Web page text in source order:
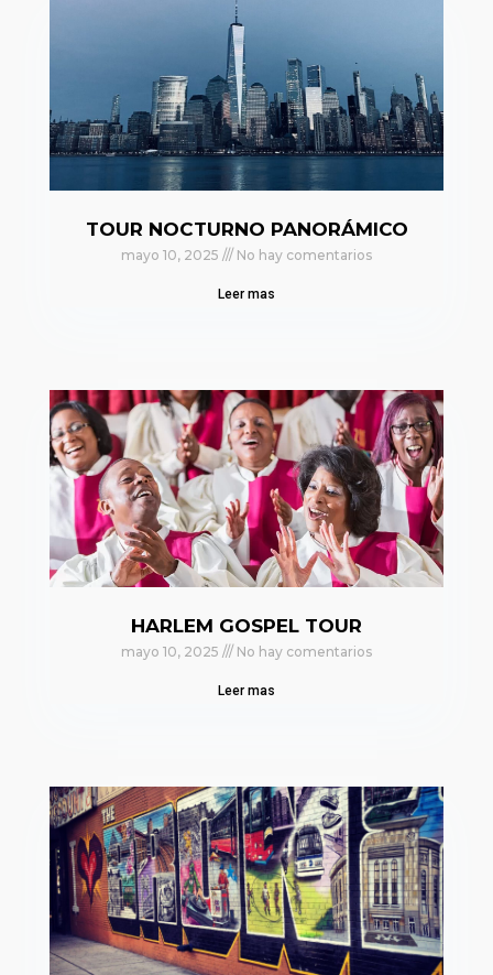
TOUR NOCTURNO PANORÁMICO
mayo 10, 2025 No hay comentarios
Leer mas
HARLEM GOSPEL TOUR
mayo 10, 2025 No hay comentarios
Leer mas